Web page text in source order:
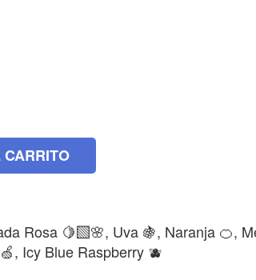
Rosa 🍋‍🟩🌸, Uva 🍇, Naranja 🍊,
Icy Blue Raspberry 🫐